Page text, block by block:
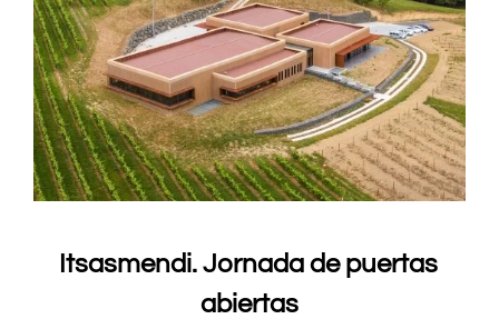
Itsasmendi. Jornada de puertas
abiertas